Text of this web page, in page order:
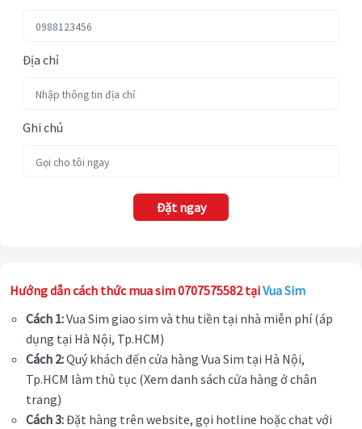
Địa chỉ
Ghi chú
Đặt ngay
Hướng dẫn cách thức mua sim 0707575582 tạiVua Sim
Cách 1:Vua Sim giao sim và thu tiền tại nhà miễn phí (áp
dụng tại Hà Nội, Tp.HCM)
Cách 2:Quý khách đến cửa hàng Vua Sim tại Hà Nội,
Tp.HCM làm thủ tục (Xem danh sách cửa hàng ở chân
trang)
Cách 3:Đặt hàng trên website, gọi hotline hoặc chat với